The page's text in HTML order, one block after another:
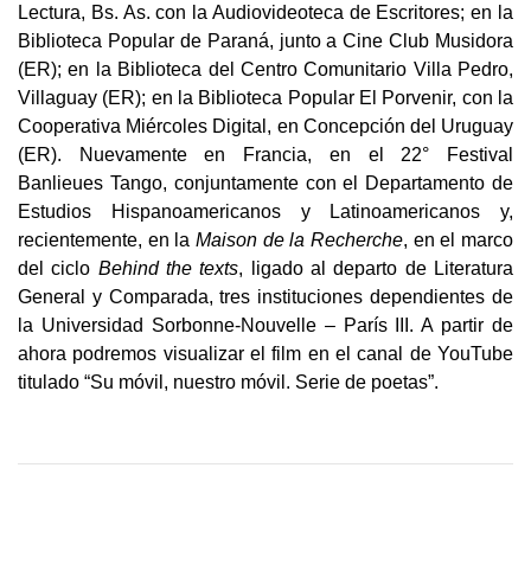
Lectura, Bs. As. con la Audiovideoteca de Escritores; en la
Biblioteca Popular de Paraná, junto a Cine Club Musidora
(ER); en la Biblioteca del Centro Comunitario Villa Pedro,
Villaguay (ER); en la Biblioteca Popular El Porvenir, con la
Cooperativa Miércoles Digital, en Concepción del Uruguay
(ER). Nuevamente en Francia, en el 22° Festival
Banlieues Tango, conjuntamente con el Departamento de
Estudios Hispanoamericanos y Latinoamericanos y,
recientemente, en la Maison de la Recherche, en el marco
del ciclo Behind the texts, ligado al departo de Literatura
General y Comparada, tres instituciones dependientes de
la Universidad Sorbonne-Nouvelle – París III. A partir de
ahora podremos visualizar el film en el canal de YouTube
titulado “Su móvil, nuestro móvil. Serie de poetas”.